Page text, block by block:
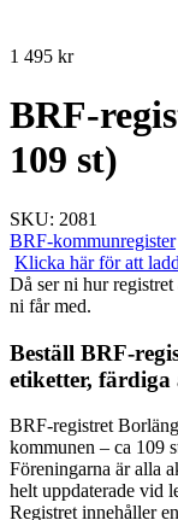
1 495 kr
BRF-
109 st)
SKU: 2081
BRF-kommunregister
Klicka här för att
Då ser ni hur
ni får med.
Beställ BRF-
etiketter,
BRF-registret
kommunen – ca 109
Föreningarna är alla
helt uppdaterade vid
Registret innehåller